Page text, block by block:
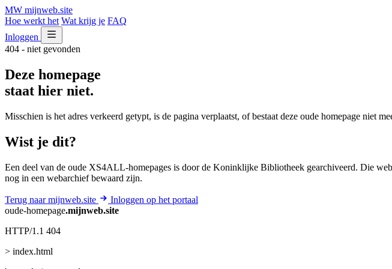
MW mijnweb.site
Hoe werkt het Wat krijg je FAQ
Inloggen
404 - niet gevonden
Deze homepage
staat hier niet.
Misschien is het adres verkeerd getypt, is de pagina verplaatst, of bestaat deze oude homepage niet
Wist je dit?
Een deel van de oude XS4ALL-homepages is door de Koninklijke Bibliotheek gearchiveerd. Die
nog in een webarchief bewaard zijn.
Terug naar mijnweb.site
Inloggen op het portaal
oude-homepage.mijnweb.site
HTTP/1.1 404
> index.html